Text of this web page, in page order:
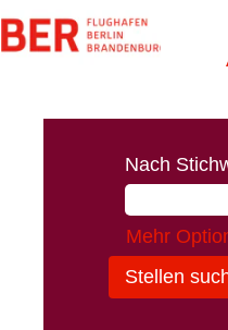
Nach
Mehr